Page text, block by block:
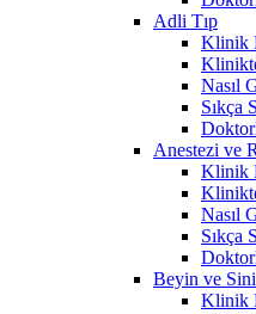
Adli Tıp
Klinik
Nasıl
Sıkça
Anestezi ve
Klinik
Nasıl
Sıkça
Beyin ve
Klinik